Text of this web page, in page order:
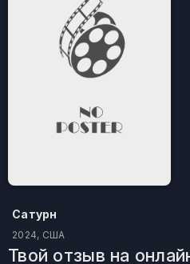
Сатурн
2024, США
Твой отзыв на